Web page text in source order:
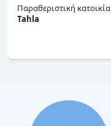
Παραθεριστική κατοικία
Tahla